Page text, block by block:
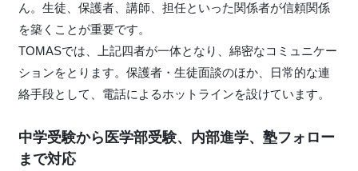
ん。生徒、保護者、講師、担任といった関係者が信頼関係
を築くことが重要です。
TOMASでは、上記四者が一体となり、綿密なコミュニケー
ションをとります。保護者・生徒面談のほか、日常的な連
絡手段として、電話によるホットラインを設けています。
中学受験から医学部受験、内部進学、塾フォロー
まで対応